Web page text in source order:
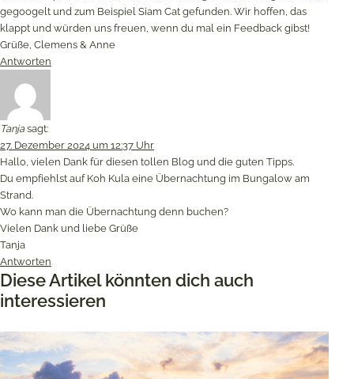
gegoogelt und zum Beispiel Siam Cat gefunden. Wir hoffen, das
klappt und würden uns freuen, wenn du mal ein Feedback gibst!
Grüße, Clemens & Anne
Antworten
Tanja sagt:
27. Dezember 2024 um 12:37 Uhr
Hallo, vielen Dank für diesen tollen Blog und die guten Tipps.
Du empfiehlst auf Koh Kula eine Übernachtung im Bungalow am
Strand.
Wo kann man die Übernachtung denn buchen?
Vielen Dank und liebe Grüße
Tanja
Antworten
Diese Artikel könnten dich auch
interessieren